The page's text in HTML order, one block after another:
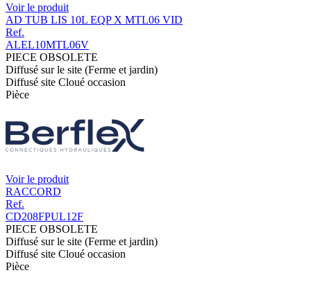
Voir le produit
AD TUB LIS 10L EQP X MTL06 VID
Ref.
ALEL10MTL06V
PIECE OBSOLETE
Diffusé sur le site (Ferme et jardin)
Diffusé site Cloué occasion
Pièce
Voir le produit
RACCORD
Ref.
CD208FPUL12F
PIECE OBSOLETE
Diffusé sur le site (Ferme et jardin)
Diffusé site Cloué occasion
Pièce